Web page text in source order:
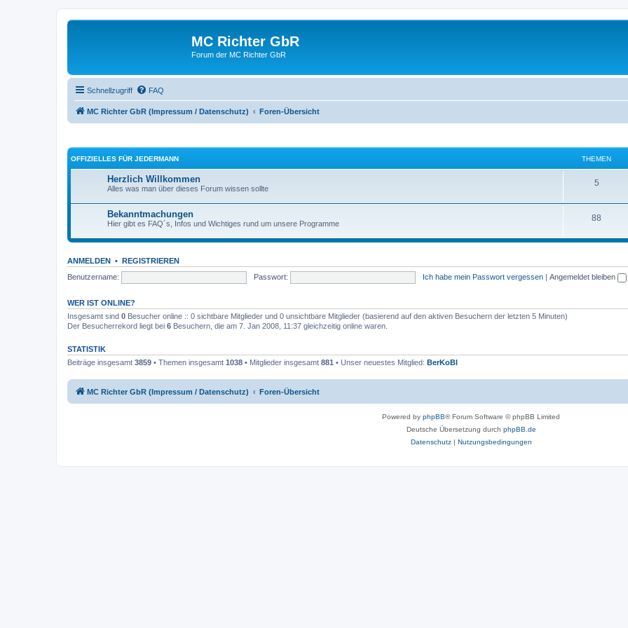
MC Richter GbR
Forum der MC Richter GbR
Schnellzugriff FAQ
MC Richter GbR (Impressum / Datenschutz) Foren-Übersicht
OFFIZIELLES FÜR JEDERMANN THEMEN
Herzlich Willkommen
Alles was man über dieses Forum wissen sollte
5
Bekanntmachungen
Hier gibt es FAQ´s, Infos und Wichtiges rund um unsere Programme
88
ANMELDEN • REGISTRIEREN
Benutzername:
Passwort: Ich habe mein Passwort vergessen | Angemeldet bleiben
WER IST ONLINE?
Insgesamt sind 0 Besucher online :: 0 sichtbare Mitglieder und 0 unsichtbare Mitglieder (basierend auf den aktiven Besuchern der letzten 5 Minuten)
Der Besucherrekord liegt bei 6 Besuchern, die am 7. Jan 2008, 11:37 gleichzeitig online waren.
STATISTIK
Beiträge insgesamt 3859 • Themen insgesamt 1038 • Mitglieder insgesamt 881 • Unser neuestes Mitglied: BerKoBl
MC Richter GbR (Impressum / Datenschutz) Foren-Übersicht
Powered by phpBB® Forum Software © phpBB Limited
Deutsche Übersetzung durch phpBB.de
Datenschutz| Nutzungsbedingungen